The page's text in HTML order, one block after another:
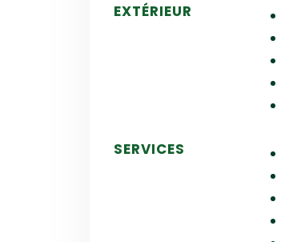
EXTÉRIEUR
SERVICES